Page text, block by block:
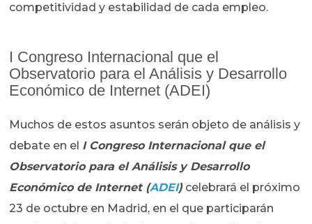
competitividad y estabilidad de cada empleo.
I Congreso Internacional que el
Observatorio para el Análisis y Desarrollo
Económico de Internet (ADEI)
Muchos de estos asuntos serán objeto de análisis y
debate en el I Congreso Internacional que el
Observatorio para el Análisis y Desarrollo
Económico de Internet (ADEI)celebrará el próximo
23 de octubre en Madrid, en el que participarán